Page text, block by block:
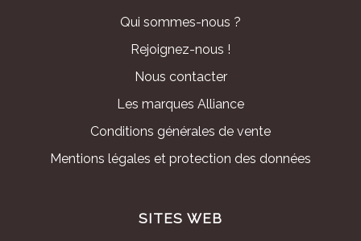
Qui sommes-nous ?
Rejoignez-nous !
Nous contacter
Les marques Alliance
Conditions générales de vente
Mentions légales et protection des données
SITES WEB